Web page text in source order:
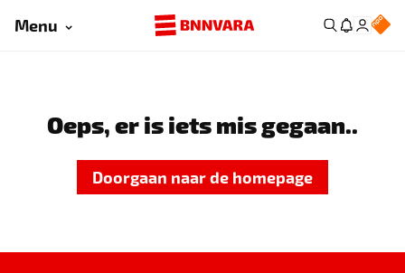
Menu
Oeps, er is iets mis gegaan..
Doorgaan naar de homepage